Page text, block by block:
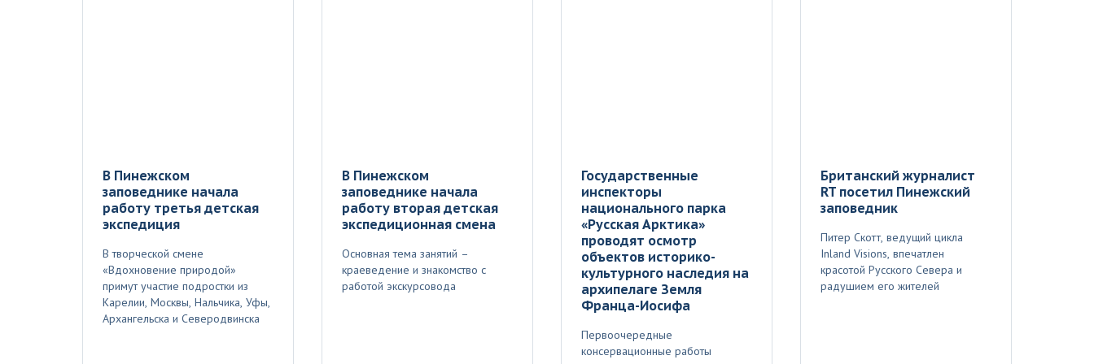
В Пинежском
заповеднике начала
работу третья детская
экспедиция
В творческой смене
«Вдохновение природой»
примут участие подростки из
Карелии, Москвы, Нальчика, Уфы,
Архангельска и Северодвинска
В Пинежском
заповеднике начала
работу вторая детская
экспедиционная смена
Основная тема занятий –
краеведение и знакомство с
работой экскурсовода
Государственные
инспекторы
национального парка
«Русская Арктика»
проводят осмотр
объектов историко-
культурного наследия на
архипелаге Земля
Франца-Иосифа
Первоочередные
консервационные работы
Британский журналист
RT посетил Пинежский
заповедник
Питер Скотт, ведущий цикла
Inland Visions, впечатлен
красотой Русского Севера и
радушием его жителей